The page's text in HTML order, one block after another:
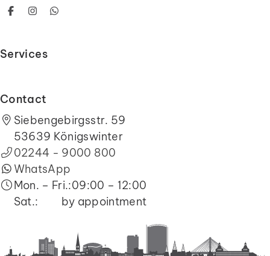
Facebook
InstagramWhatsApp
Services
Contact
Siebengebirgsstr. 59
53639 Königswinter
02244 - 9000 800
WhatsApp
Mon. – Fri.:09:00 – 12:00
Sat.:
by appointment